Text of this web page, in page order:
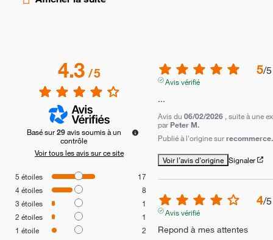
4.3/5
Basé sur29 avis soumis à un
contrôle
Voir tous les avis sur ce site
5 étoiles
17
4étoiles
8
3 étoiles
1
2 étoiles
1
1 étoile 2
5/5
Avis vérifié
...
Avis du 06/02/2026 , suite à une
par Peter M.
Publié à l'origine sur
Voir l’avis d’origine Signaler
4/5
Avis vérifié
Repond à mes attentes